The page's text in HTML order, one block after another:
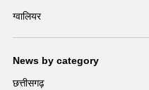
ग्वालियर
News by category
छत्तीसगढ़